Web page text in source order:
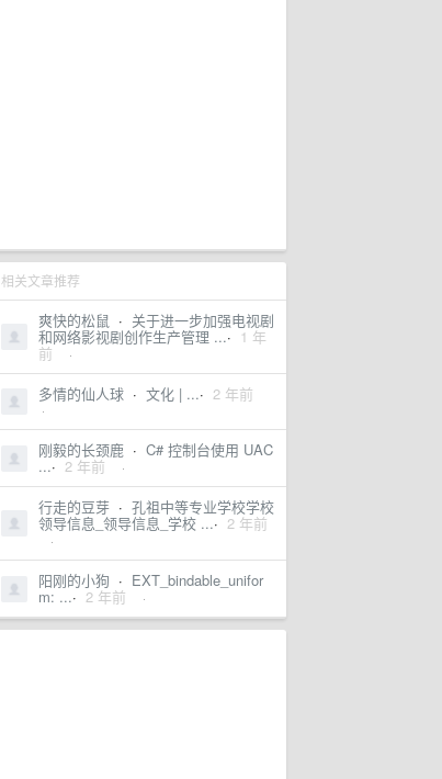
相关文章推荐
爽快的松鼠 · 关于进一步加强电视剧
和网络影视剧创作生产管理 ...· 1 年
前 ·
多情的仙人球 · 文化 | ...· 2 年前
·
刚毅的长颈鹿 · C# 控制台使用 UAC
...· 2 年前 ·
行走的豆芽 · 孔祖中等专业学校学校
领导信息_领导信息_学校 ...· 2 年前
·
阳刚的小狗 · EXT_bindable_unifor
m: ...· 2 年前 ·